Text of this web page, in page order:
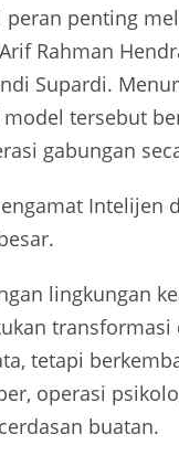
penting
Rahman
Supardi.
model tersebut
gabungan
Intelijen
lingkungan
tetapi
operasi
buatan.